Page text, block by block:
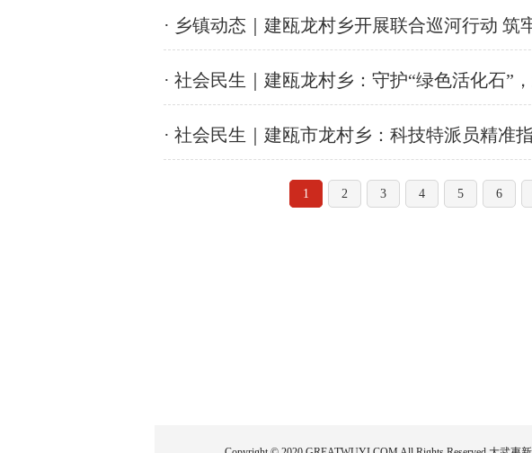
· 乡镇动态｜建瓯龙村乡开展联合巡河行动 筑
· 社会民生｜建瓯龙村乡：守护“绿色活化石”
· 社会民生｜建瓯市龙村乡：科技特派员精准
1 2 3 4 5 6